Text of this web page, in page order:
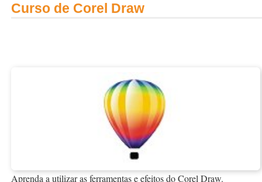
Curso de Corel Draw
Aprenda a utilizar as ferramentas e efeitos do Corel Draw.